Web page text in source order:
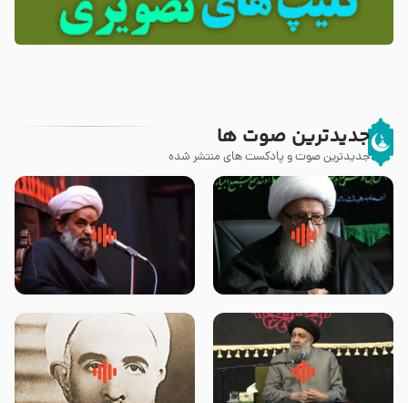
جدیدترین صوت ها
جدیدترین صوت و پادکست های منتشر شده
زوّار اربعین امام حسین (علیه
السلام) با این اشتیاق به زیارت
روضه جانسوز پاره های جگر امام
حسن مجتبی علیه السلام-حجت